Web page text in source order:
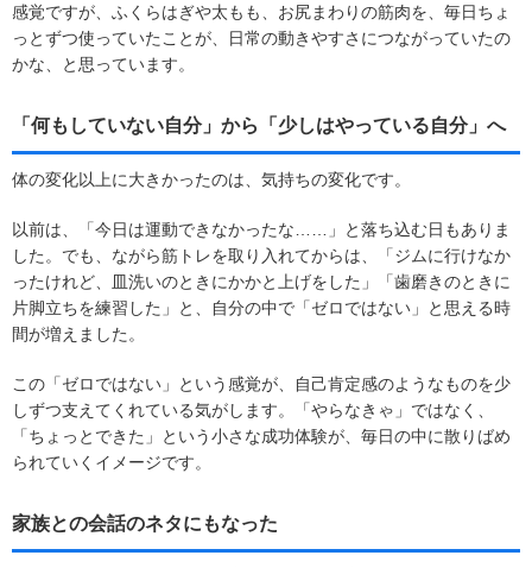
感覚ですが、ふくらはぎや太もも、お尻まわりの筋肉を、毎日ちょ
っとずつ使っていたことが、日常の動きやすさにつながっていたの
かな、と思っています。
「何もしていない自分」から「少しはやっている自分」へ
体の変化以上に大きかったのは、気持ちの変化です。
以前は、「今日は運動できなかったな……」と落ち込む日もありま
した。でも、ながら筋トレを取り入れてからは、「ジムに行けなか
ったけれど、皿洗いのときにかかと上げをした」「歯磨きのときに
片脚立ちを練習した」と、自分の中で「ゼロではない」と思える時
間が増えました。
この「ゼロではない」という感覚が、自己肯定感のようなものを少
しずつ支えてくれている気がします。「やらなきゃ」ではなく、
「ちょっとできた」という小さな成功体験が、毎日の中に散りばめ
られていくイメージです。
家族との会話のネタにもなった